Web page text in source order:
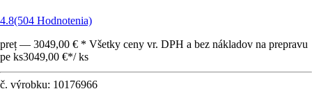
4.8(504 Hodnotenia)
preț — 3049,00 € * Všetky ceny vr. DPH a bez nákladov na prepravu
pe ks3049,00 €*/ ks
č. výrobku: 10176966